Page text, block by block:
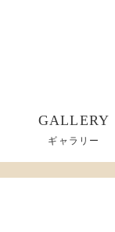
GALLERY
ギャラリー